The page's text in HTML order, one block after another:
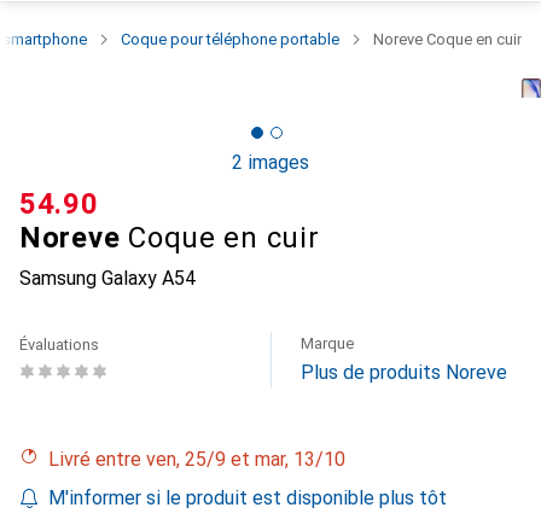
Coque pour téléphone portable Noreve Coque en cuir
2 images
Noreve Coque en cuir
Samsung Galaxy A54
CHF
54.90
Évaluations Marque
Plus de produits Noreve
Livré entre ven, 25/9 et mar, 13/10
M'informer si le produit est disponible plus tôt